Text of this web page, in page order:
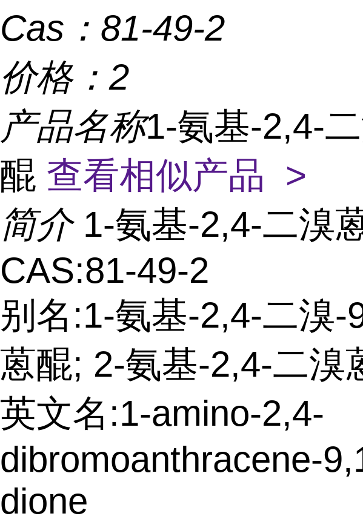
Cas： 81-49-2
价格： 2
产品名称1-氨基-2,4-
醌 查看相似产品 >
简介 1-氨基-2,4-二溴
CAS:81-49-2
别名:1-氨基-2,4-二溴-
蒽醌; 2-氨基-2,4-二溴
英文名:1-amino-2,4-
dibromoanthracene-
dione